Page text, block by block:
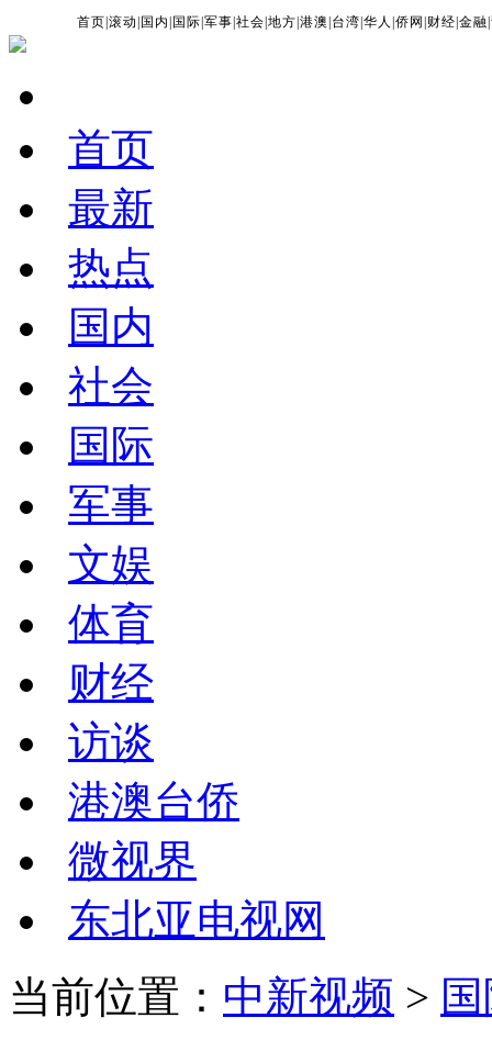
首页 |滚动 国内 国际 |军事 |社会 |地方 |港澳 台湾 |华人 |侨网 财经 |金融 |
首页
最新
热点
国内
社会
国际
军事
文娱
体育
财经
访谈
港澳台侨
微视界
东北亚电视网
当前位置： 中新视频 >